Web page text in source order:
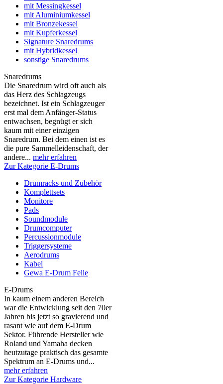
mit Messingkessel
mit Aluminiumkessel
mit Bronzekessel
mit Kupferkessel
Signature Snaredrums
mit Hybridkessel
sonstige Snaredrums
Snaredrums
Die Snaredrum wird oft auch als
das Herz des Schlagzeugs
bezeichnet. Ist ein Schlagzeuger
erst mal dem Anfänger-Status
entwachsen, begnügt er sich
kaum mit einer einzigen
Snaredrum. Bei dem einen ist es
die pure Sammelleidenschaft, der
andere... mehr erfahren
Zur Kategorie E-Drums
Drumracks und Zubehör
Komplettsets
Monitore
Pads
Soundmodule
Drumcomputer
Percussionmodule
Triggersysteme
Aerodrums
Kabel
Gewa E-Drum Felle
E-Drums
In kaum einem anderen Bereich
war die Entwicklung seit den 70er
Jahren bis jetzt so gravierend und
rasant wie auf dem E-Drum
Sektor. Führende Hersteller wie
Roland und Yamaha decken
heutzutage praktisch das gesamte
Spektrum an E-Drums und...
mehr erfahren
Zur Kategorie Hardware